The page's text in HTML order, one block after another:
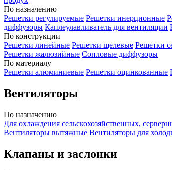
По назначению
Решетки регулируемые Решетки инерционные
диффузоры Каплеулавливатель для вентиляции
По конструкции
Решетки линейные Решетки щелевые Решетки
Решетки жалюзийные Сопловые диффузоры
По материалу
Решетки алюминиевые Решетки оцинкованные
Вентиляторы
По назначению
Для охлаждения сельскохозяйственных,
Вентиляторы вытяжные Вентиляторы для
Клапаны и заслонки